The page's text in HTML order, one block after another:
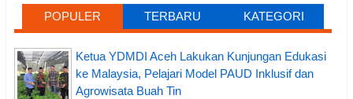
POPULER TERBARU KATEGORI
Ketua YDMDI Aceh Lakukan Kunjungan Edukasi
ke Malaysia, Pelajari Model PAUD Inklusif dan
Agrowisata Buah Tin